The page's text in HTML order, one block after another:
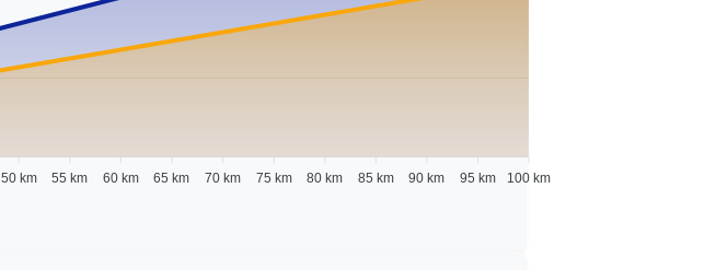
50 km 55 km 60 km 65 km 70 km 75 km 80 km 85 km 90 km 95 km 100 km